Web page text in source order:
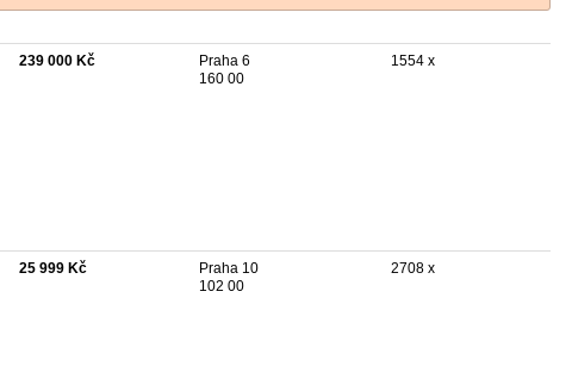
239 000 Kč
Praha 6
160 00
1554 x
25 999 Kč
Praha 10
102 00
2708 x